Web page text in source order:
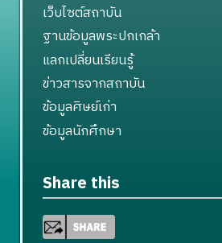
เว็บไซต์สถาบัน
ฐานข้อมูลพระปกเกล้า
แลกเปลี่ยนเรียนรู้
ข่าวสารจากสถาบัน
ข้อมูลศิษย์เก่า
ข้อมูลนักศึกษา
Share this